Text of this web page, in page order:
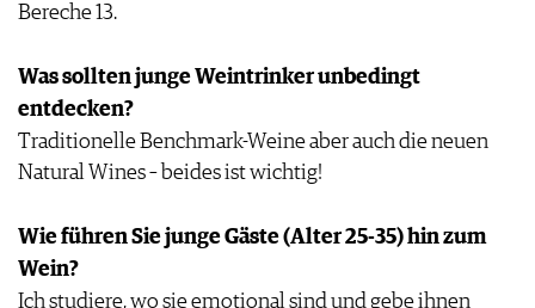
Bereche 13.
Was sollten junge Weintrinker unbedingt
entdecken?
Traditionelle Benchmark-Weine aber auch die neuen
Natural Wines – beides ist wichtig!
Wie führen Sie junge Gäste (Alter 25-35) hin zum
Wein?
Ich studiere, wo sie emotional sind und gebe ihnen